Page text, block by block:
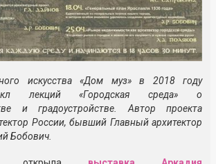
искусства «Дом муз» в 2018 году
лекций «Городская среда» о
и градоустройстве. Автор проекта
России, бывший Главный архитектор
Бобович.